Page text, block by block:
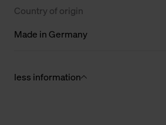
Country of origin
Made in Germany
less information